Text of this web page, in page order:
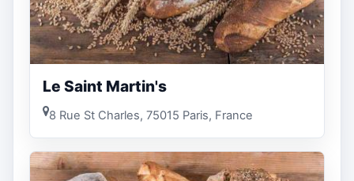
Le Saint Martin's
8 Rue St Charles, 75015 Paris, France